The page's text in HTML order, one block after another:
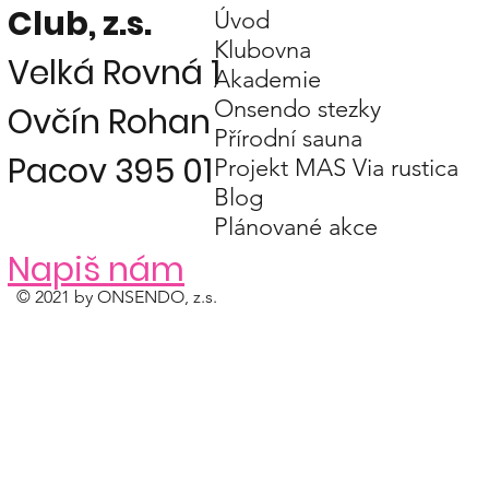
Club, z.s.
Velká Rovná 1
Ovčín Rohan
Pacov 395 01
Napiš nám
© 2021 by ONSENDO, z.s.
Úvod
Klubovna
Akademie
Onsendo stezky
Přírodní sauna
Projekt MAS Via rustica
Blog
Plánované akce